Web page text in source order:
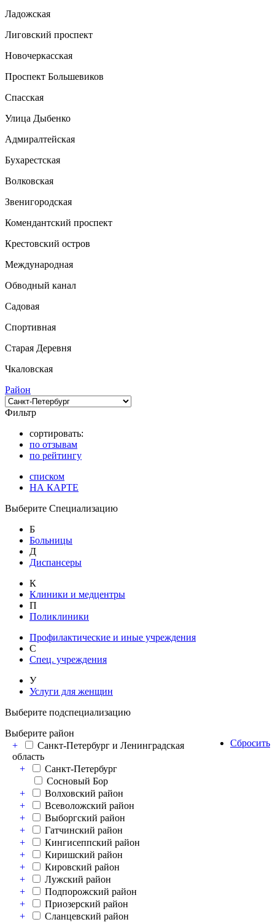
Ладожская
Лиговский проспект
Новочеркасская
Проспект Большевиков
Спасская
Улица Дыбенко
Адмиралтейская
Бухарестская
Волковская
Звенигородская
Комендантский проспект
Крестовский остров
Международная
Обводный канал
Садовая
Спортивная
Старая Деревня
Чкаловская
Район
Фильтр
сортировать:
по отзывам
по рейтингу
списком
НА КАРТЕ
Выберите Специализацию
Б
Больницы
Д
Диспансеры
К
Клиники и медцентры
П
Поликлиники
Профилактические и иные учреждения
С
Спец. учреждения
У
Услуги для женщин
Выберите подспециализацию
Сбросить
Выберите район
+
Санкт-Петербург и Ленинградская
область
+
Санкт-Петербург
Сосновый Бор
+
Волховский район
+
Всеволожский район
+
Выборгский район
+
Гатчинский район
+
Кингисеппский район
+
Киришский район
+
Кировский район
+
Лужский район
+
Подпорожский район
+
Приозерский район
+
Сланцевский район